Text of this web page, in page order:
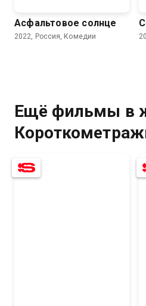
Асфальтовое солнце
2022, Россия, Комедии
Ещё фильмы в
7.0